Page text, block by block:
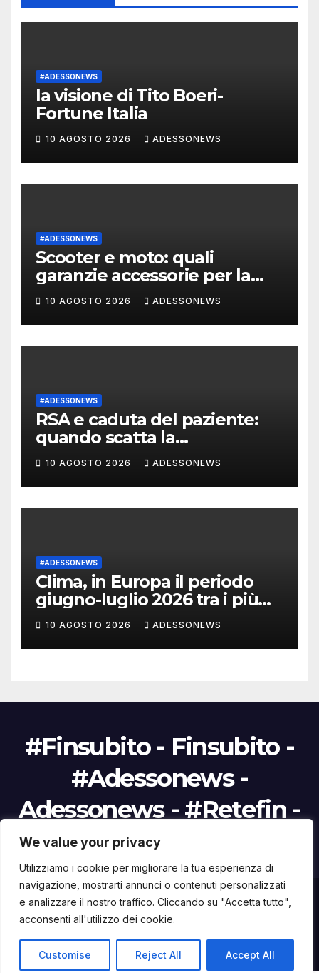
We value your privacy
Utilizziamo i cookie per migliorare la tua esperienza di
navigazione, mostrarti annunci o contenuti personalizzati
e analizzare il nostro traffico. Cliccando su "Accetta tutto",
acconsenti all'utilizzo dei cookie.
Customise Reject All Accept All
#ADESSONEWS
la visione di Tito Boeri-
Fortune Italia
10 AGOSTO 2026 ADESSONEWS
#ADESSONEWS
Scooter e moto: quali
garanzie accessorie per la
polizza moto dei centauri di
città?
10 AGOSTO 2026 ADESSONEWS
#ADESSONEWS
RSA e caduta del paziente:
quando scatta la
responsabilità
10 AGOSTO 2026 ADESSONEWS
#ADESSONEWS
Clima, in Europa il periodo
giugno-luglio 2026 tra i più
caldi mai registrati
10 AGOSTO 2026 ADESSONEWS
#Finsubito - Finsubito -
#Adessonews -
Adessonews - #Retefin -
Retefin
Proudly powered by WordPress|Tema: Newsup diThemeansar
HomeFinanziamenti AgevolazioniApp #FinsubitoInformativaInfo